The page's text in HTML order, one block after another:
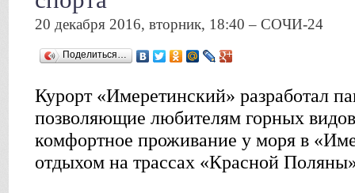
20 декабря 2016, вторник, 18:40 – СОЧИ-24
Поделиться…
Курорт «Имеретинский» разработал
позволяющие любителям горных
комфортное проживание у моря в
отдыхом на трассах «Красной